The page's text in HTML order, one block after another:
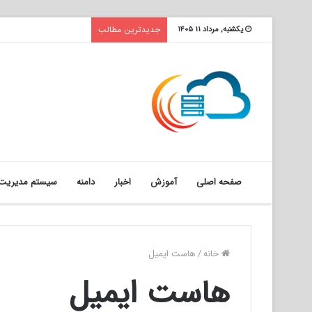
یکشنبه, مرداد ۱۱ ۱۴۰۵ جدیدترین مطالب
صفحه اصلی آموزش اخبار دامنه سیستم
خانه/هاست ایمیل
هاست ایمیل